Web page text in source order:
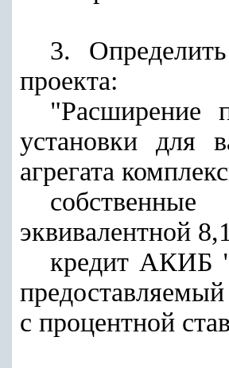
3.
проекта:
"Расширение
установки для
агрегата
эквивалентной
кредит АКИБ
с процентной